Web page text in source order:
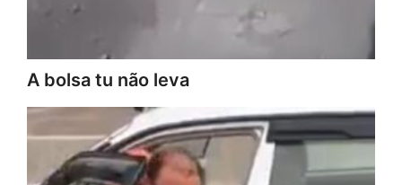
A bolsa tu não leva